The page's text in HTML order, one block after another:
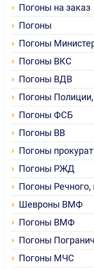
Погоны на заказ
Погоны
Погоны
Погоны ВКС
Погоны ВДВ
Погоны
Погоны ФСБ
Погоны ВВ
Погоны
Погоны РЖД
Погоны Речного,
Шевроны ВМФ
Погоны ВМФ
Погоны
Погоны МЧС